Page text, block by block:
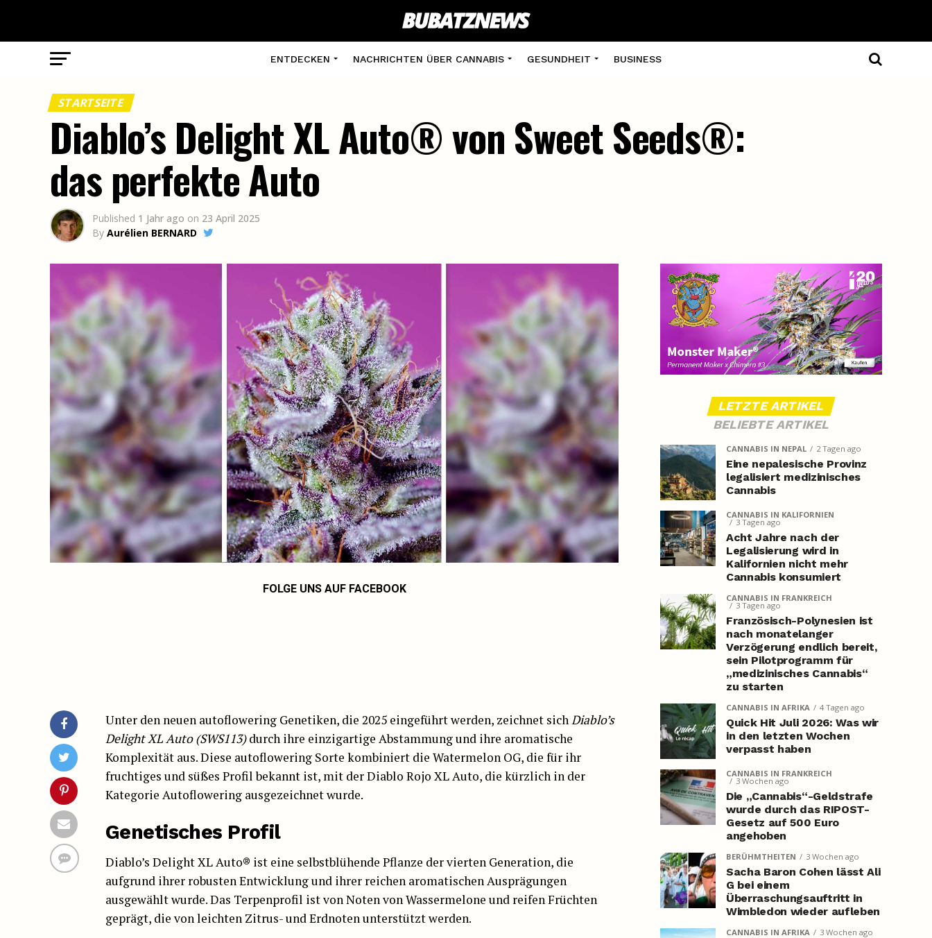
ENTDECKEN NACHRICHTEN ÜBER CANNABIS GESUNDHEIT BUSINESS
STARTSEITE
Diablo’s Delight XL Auto® von Sweet Seeds®:
das perfekte Auto
Published 1 Jahr ago on 23 April 2025
By Aurélien BERNARD
FOLGE UNS AUF FACEBOOK
Unter den neuen autoflowering Genetiken, die 2025 eingeführt werden, zeichnet sich Diablo’s
Delight XL Auto (SWS113)durch ihre einzigartige Abstammung und ihre aromatische
Komplexität aus. Diese autoflowering Sorte kombiniert die Watermelon OG, die für ihr
fruchtiges und süßes Profil bekannt ist, mit der Diablo Rojo XL Auto, die kürzlich in der
Kategorie Autoflowering ausgezeichnet wurde.
Genetisches Profil
Diablo’s Delight XL Auto® ist eine selbstblühende Pflanze der vierten Generation, die
aufgrund ihrer robusten Entwicklung und ihrer reichen aromatischen Ausprägungen
ausgewählt wurde. Das Terpenprofil ist von Noten von Wassermelone und reifen Früchten
geprägt, die von leichten Zitrus- und Erdnoten unterstützt werden.
LETZTE ARTIKEL
BELIEBTE ARTIKEL
CANNABIS IN NEPAL 2 Tagen ago
Eine nepalesische Provinz
legalisiert medizinisches
Cannabis
CANNABIS IN KALIFORNIEN
3 Tagen ago
Acht Jahre nach der
Legalisierung wird in
Kalifornien nicht mehr
Cannabis konsumiert
CANNABIS IN FRANKREICH
3 Tagen ago
Französisch-Polynesien ist
nach monatelanger
Verzögerung endlich bereit,
sein Pilotprogramm für
„medizinisches Cannabis“
zu starten
CANNABIS IN AFRIKA 4 Tagen ago
Quick Hit Juli 2026: Was wir
in den letzten Wochen
verpasst haben
CANNABIS IN FRANKREICH
3 Wochen ago
Die „Cannabis“-Geldstrafe
wurde durch das RIPOST-
Gesetz auf 500 Euro
angehoben
BERÜHMTHEITEN 3 Wochen ago
Sacha Baron Cohen lässt Ali
G bei einem
Überraschungsauftritt in
Wimbledon wieder aufleben
CANNABIS IN AFRIKA 3 Wochen ago